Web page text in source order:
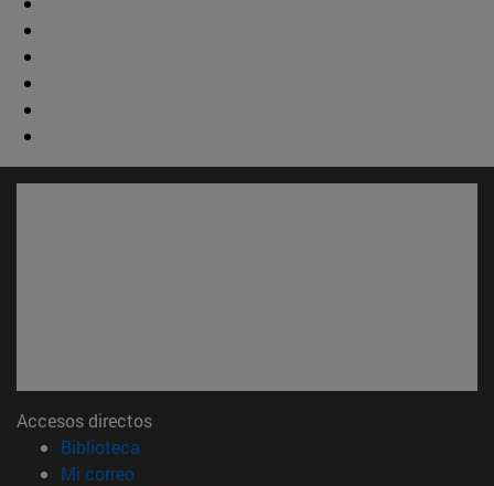
Accesos directos
Biblioteca
Mi correo(abre en nueva ventana)